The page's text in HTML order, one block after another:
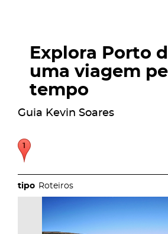
Explora Porto
uma viagem
tempo
Guia Kevin Soares
Roteiros